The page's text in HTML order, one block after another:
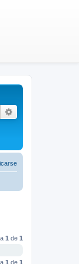
Buscar
1 de 1
1 de 1